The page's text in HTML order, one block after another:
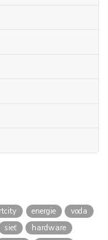
energie
voda
sieť
hardware